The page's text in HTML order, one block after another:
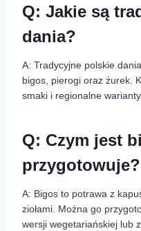
Q: Jakie są
dania?
A: Tradycyjne polskie
bigos, pierogi oraz żurek.
smaki i regionalne
Q: Czym jest
przygotowuje?
A: Bigos to potrawa z
ziołami. Można go
wersji wegetariańskiej lub